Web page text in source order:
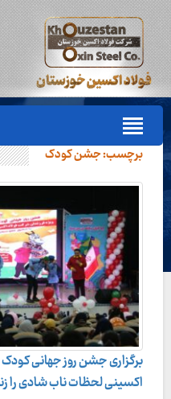
برچسب:جشن کودک
برگزاری جشن روز جهانی
اکسینی لحظات ناب شادی را